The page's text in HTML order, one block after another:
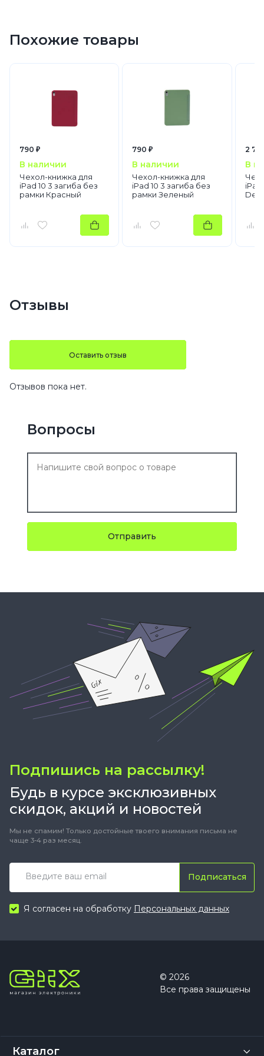
Похожие товары
790 ₽
В наличии
Чехол-книжка для
iPad 10 3 загиба без
рамки Красный
790 ₽
В наличии
Чехол-книжка для
iPad 10 3 загиба без
рамки Зеленый
2
В
iPad
Отзывы
Оставить отзыв
Отзывов пока нет.
Вопросы
Отправить
Подпишись на рассылку!
Будь в курсе эксклюзивных
скидок, акций и новостей
Мы не спамим! Только достойные твоего внимания письма не
чаще 3-4 раз месяц.
Подписаться
Я согласен на обработку Персональных данных
© 2026
Все права защищены
Каталог